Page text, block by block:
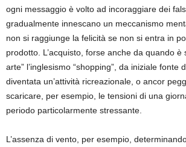
ogni messaggio è volto ad incoraggiare dei
gradualmente innescano un meccanismo
non si raggiunge la felicità se non si entra in
prodotto. L’acquisto, forse anche da quando è
arte” l’inglesismo “shopping”, da iniziale fonte
diventata un’attività ricreazionale, o ancor
scaricare, per esempio, le tensioni di una
periodo particolarmente stressante.
L’assenza di vento, per esempio,